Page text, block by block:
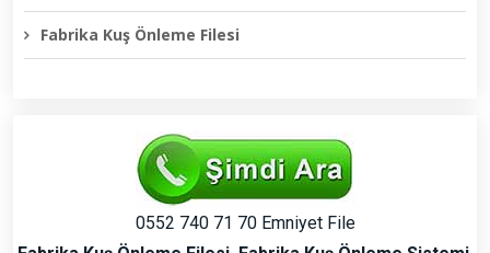
Fabrika Kuş Önleme Filesi
0552 740 71 70 Emniyet File